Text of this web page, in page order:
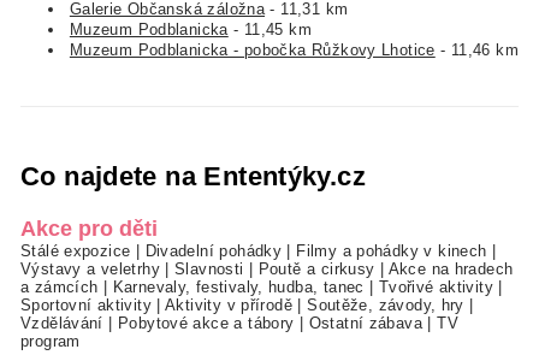
Galerie Občanská záložna- 11,31 km
Muzeum Podblanicka- 11,45 km
Muzeum Podblanicka - pobočka Růžkovy Lhotice - 11,46 km
Co najdete na Ententýky.cz
Akce pro děti
Stálé expozice Divadelní pohádky Filmy a pohádky v kinech
Výstavy a veletrhy|Slavnosti Poutě a cirkusy
Akce na hradech
a zámcích
Karnevaly, festivaly, hudba, tanec Tvořivé aktivity
Sportovní aktivity|Aktivity v přírodě |Soutěže, závody, hry
Vzdělávání
Pobytové akce a tábory Ostatní zábava|TV
program